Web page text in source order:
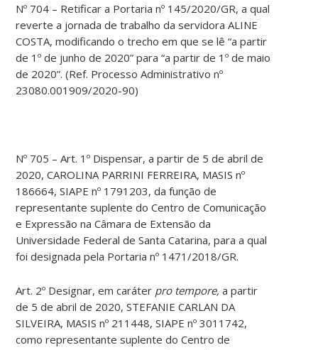
Nº 704 – Retificar a Portaria nº 145/2020/GR, a qual
reverte a jornada de trabalho da servidora ALINE
COSTA, modificando o trecho em que se lê “a partir
de 1º de junho de 2020” para “a partir de 1º de maio
de 2020”. (Ref. Processo Administrativo nº
23080.001909/2020-90)
Nº 705 – Art. 1º Dispensar, a partir de 5 de abril de
2020, CAROLINA PARRINI FERREIRA, MASIS nº
186664, SIAPE nº 1791203, da função de
representante suplente do Centro de Comunicação
e Expressão na Câmara de Extensão da
Universidade Federal de Santa Catarina, para a qual
foi designada pela Portaria nº 1471/2018/GR.
Art. 2º Designar, em caráter pro tempore,a partir
de 5 de abril de 2020, STEFANIE CARLAN DA
SILVEIRA, MASIS nº 211448, SIAPE nº 3011742,
como representante suplente do Centro de